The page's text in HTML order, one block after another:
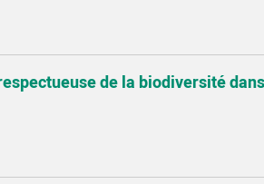
de la biodiversité